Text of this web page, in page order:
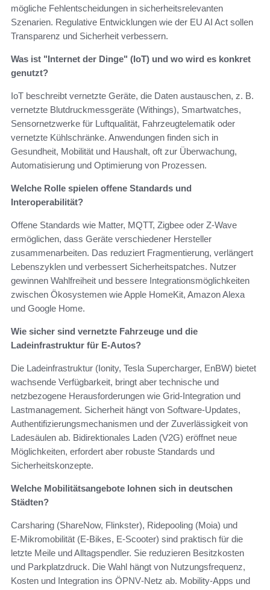
mögliche Fehlentscheidungen in sicherheitsrelevanten
Szenarien. Regulative Entwicklungen wie der EU AI Act sollen
Transparenz und Sicherheit verbessern.
Was ist "Internet der Dinge" (IoT) und wo wird es konkret
genutzt?
IoT beschreibt vernetzte Geräte, die Daten austauschen, z. B.
vernetzte Blutdruckmessgeräte (Withings), Smartwatches,
Sensornetzwerke für Luftqualität, Fahrzeugtelematik oder
vernetzte Kühlschränke. Anwendungen finden sich in
Gesundheit, Mobilität und Haushalt, oft zur Überwachung,
Automatisierung und Optimierung von Prozessen.
Welche Rolle spielen offene Standards und
Interoperabilität?
Offene Standards wie Matter, MQTT, Zigbee oder Z‑Wave
ermöglichen, dass Geräte verschiedener Hersteller
zusammenarbeiten. Das reduziert Fragmentierung, verlängert
Lebenszyklen und verbessert Sicherheitspatches. Nutzer
gewinnen Wahlfreiheit und bessere Integrationsmöglichkeiten
zwischen Ökosystemen wie Apple HomeKit, Amazon Alexa
und Google Home.
Wie sicher sind vernetzte Fahrzeuge und die
Ladeinfrastruktur für E‑Autos?
Die Ladeinfrastruktur (Ionity, Tesla Supercharger, EnBW) bietet
wachsende Verfügbarkeit, bringt aber technische und
netzbezogene Herausforderungen wie Grid‑Integration und
Lastmanagement. Sicherheit hängt von Software‑Updates,
Authentifizierungsmechanismen und der Zuverlässigkeit von
Ladesäulen ab. Bidirektionales Laden (V2G) eröffnet neue
Möglichkeiten, erfordert aber robuste Standards und
Sicherheitskonzepte.
Welche Mobilitätsangebote lohnen sich in deutschen
Städten?
Carsharing (ShareNow, Flinkster), Ridepooling (Moia) und
E‑Mikromobilität (E‑Bikes, E‑Scooter) sind praktisch für die
letzte Meile und Alltagspendler. Sie reduzieren Besitzkosten
und Parkplatzdruck. Die Wahl hängt von Nutzungsfrequenz,
Kosten und Integration ins ÖPNV‑Netz ab. Mobility‑Apps und